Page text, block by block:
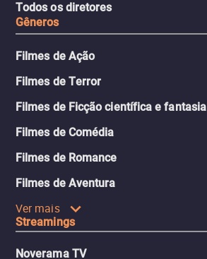
Todos os diretores
Gêneros
Filmes de Ação
Filmes de Terror
Filmes de Ficção científica e fantasia
Filmes de Comédia
Filmes de Romance
Filmes de Aventura
Ver mais
Streamings
Noverama TV